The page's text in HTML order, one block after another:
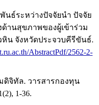
นธ์ระหว่างปัจจัยนำ ปัจจัย
านสุขภาพของผู้เข้าร่วม
น จังหวัดประจวบคีรีขันธ์.
AbstractPdf/2562-2-
ดิจิทัล. วารสารกองทุน
1-36.